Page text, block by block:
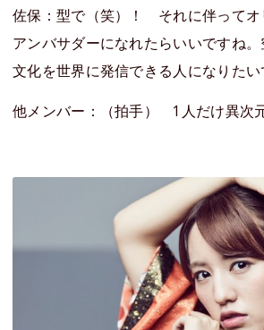
佐保：型で（笑）！ それに伴ってオ
アンバサダーになれたらいいですね
文化を世界に発信できる人になりたい
他メンバー：（拍手） 1人だけ異次